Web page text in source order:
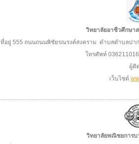
วิทยาลัยอาชีวศึกษา
ที่อยู่ 555 ถนนถนนพิชัยรณรงค์สงคราม ตำบลตำบลปา
โทรศัพท์
ผู้ติ
เว็บไซต์
วิทยาลัยพณิชยการบ